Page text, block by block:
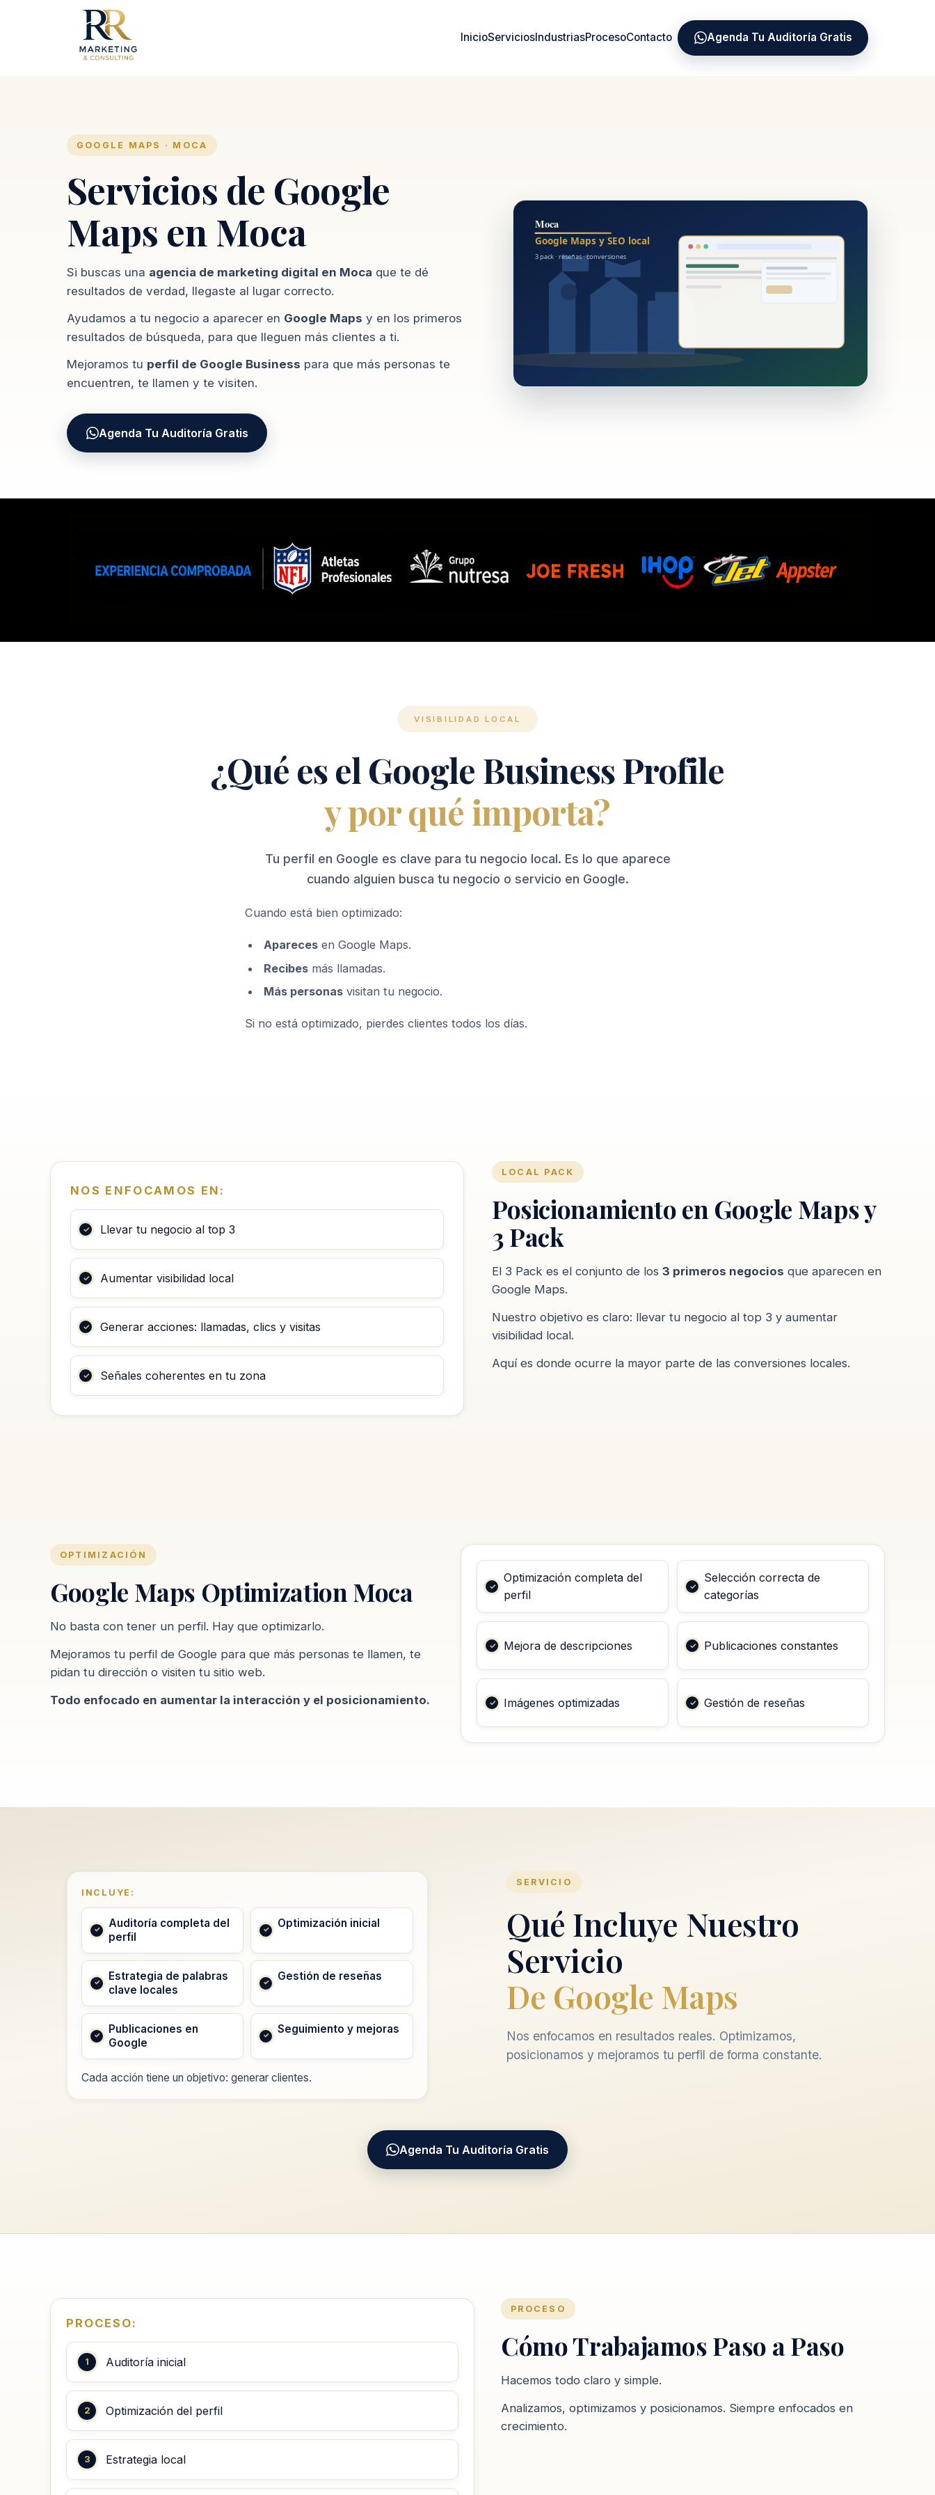
InicioServiciosIndustriasProcesoContacto Agenda Tu Auditoría Gratis
GOOGLE MAPS · MOCA
Servicios de Google
Maps en Moca
Si buscas una agencia de marketing digital en Moca que te dé
resultados de verdad, llegaste al lugar correcto.
Ayudamos a tu negocio a aparecer en Google Maps y en los primeros
resultados de búsqueda, para que lleguen más clientes a ti.
Mejoramos tu perfil de Google Business para que más personas te
encuentren, te llamen y te visiten.
Agenda Tu Auditoría Gratis
VISIBILIDAD LOCAL
¿Qué es el Google Business Profile
y por qué importa?
Tu perfil en Google es clave para tu negocio local. Es lo que aparece
cuando alguien busca tu negocio o servicio en Google.
Cuando está bien optimizado:
Apareces en Google Maps.
Recibes más llamadas.
Más personas visitan tu negocio.
Si no está optimizado, pierdes clientes todos los días.
LOCAL PACK
Posicionamiento en Google Maps y
3 Pack
El 3 Pack es el conjunto de los 3 primeros negocios que aparecen en
Google Maps.
Nuestro objetivo es claro: llevar tu negocio al top 3 y aumentar
visibilidad local.
Aquí es donde ocurre la mayor parte de las conversiones locales.
NOS ENFOCAMOS EN:
Llevar tu negocio al top 3
Aumentar visibilidad local
Generar acciones: llamadas, clics y visitas
Señales coherentes en tu zona
OPTIMIZACIÓN
Google Maps Optimization Moca
No basta con tener un perfil. Hay que optimizarlo.
Mejoramos tu perfil de Google para que más personas te llamen, te
pidan tu dirección o visiten tu sitio web.
Todo enfocado en aumentar la interacción y el posicionamiento.
Optimización completa del
perfil
Selección correcta de
categorías
Mejora de descripciones Publicaciones constantes
Imágenes optimizadas Gestión de reseñas
SERVICIO
Qué Incluye Nuestro
Servicio
De Google Maps
Nos enfocamos en resultados reales. Optimizamos,
posicionamos y mejoramos tu perfil de forma constante.
INCLUYE:
Auditoría completa del
perfil
Optimización inicial
Estrategia de palabras
clave locales
Gestión de reseñas
Publicaciones en
Google
Seguimiento y mejoras
Cada acción tiene un objetivo: generar clientes.
Agenda Tu Auditoría Gratis
PROCESO:
Auditoría inicial
Optimización del perfil
Estrategia local
PROCESO
Cómo Trabajamos Paso a Paso
Hacemos todo claro y simple.
Analizamos, optimizamos y posicionamos. Siempre enfocados en
crecimiento.